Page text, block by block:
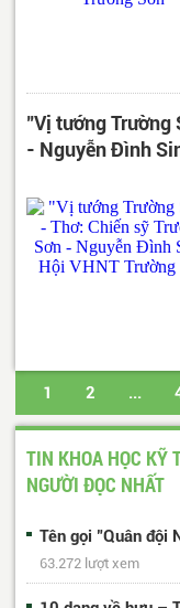
"Vị tướng Trường
- Nguyễn Đình
1 2 ...
443 ... 617
TIN KHOA HỌC KỸ
NGƯỜI ĐỌC NHẤT
Tên gọi "Quân đội
63.272 lượt xem